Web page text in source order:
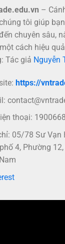
–
tôi giúp
chuyên sâu,
cách hiệu
Tác giả Nguyễn
https://
thoại:
05/78 Sư Vạn
4, Phường